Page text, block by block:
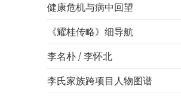
健康危机与病中回望
《耀桂传略》细导航
李名朴 / 李怀北
李氏家族跨项目人物图谱